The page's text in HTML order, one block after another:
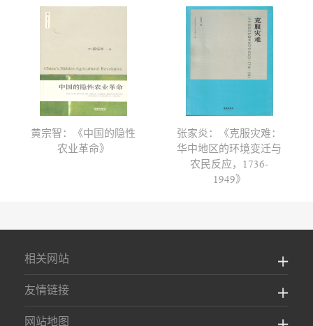
黄宗智：《中国的隐性
农业革命》
张家炎：《克服灾难：
华中地区的环境变迁与
农民反应，1736-
1949》
相关网站
友情链接
网站地图